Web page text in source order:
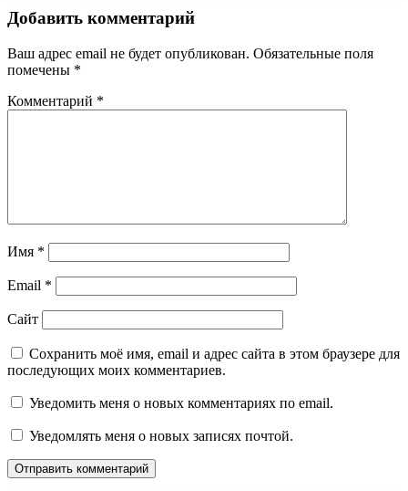
Добавить комментарий
Ваш адрес email не будет опубликован. Обязательные поля
помечены *
Комментарий *
Имя *
Email *
Сайт
Сохранить моё имя, email и адрес сайта в этом браузере для
последующих моих комментариев.
Уведомить меня о новых комментариях по email.
Уведомлять меня о новых записях почтой.